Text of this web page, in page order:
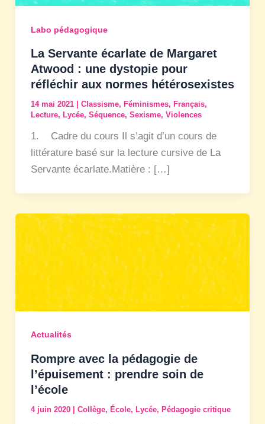
Labo pédagogique
La Servante écarlate de Margaret
Atwood : une dystopie pour
réfléchir aux normes hétérosexistes
14 mai 2021 Classisme, Féminismes, Français,
Lecture, Lycée, Séquence, Sexisme, Violences
1. Cadre du cours Il s’agit d’un cours de
littérature basé sur la lecture cursive de La
Servante écarlate.Matière : […]
Actualités
Rompre avec la pédagogie de
l’épuisement : prendre soin de
l’école
4 juin 2020 Collège, École, Lycée, Pédagogie critique